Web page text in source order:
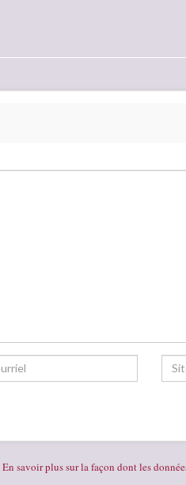
En savoir plus sur la façon dont les